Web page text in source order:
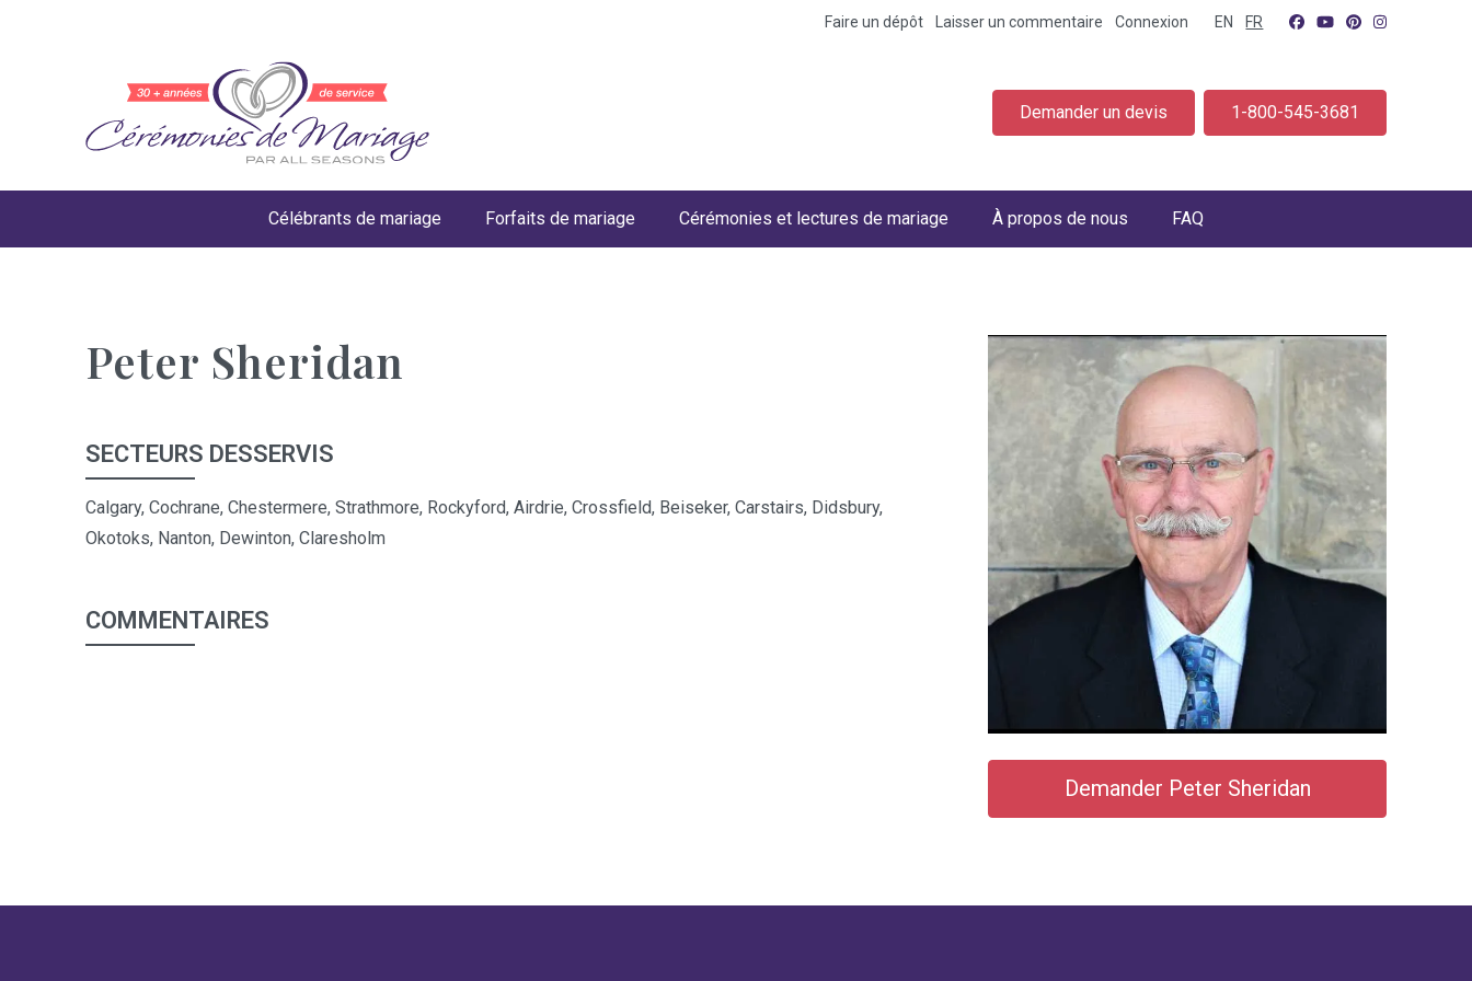
Faire un dépôt Laisser un commentaire Connexion EN FR
Demander un devis 1-800-545-3681
Célébrants de mariage Forfaits de mariage Cérémonies et lectures de mariage À propos de nous FAQ
Peter Sheridan
SECTEURS DESSERVIS
Calgary, Cochrane, Chestermere, Strathmore, Rockyford, Airdrie, Crossfield, Beiseker, Carstairs, Didsbury,
Okotoks, Nanton, Dewinton, Claresholm
COMMENTAIRES
Demander Peter Sheridan